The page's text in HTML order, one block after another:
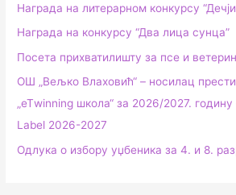
Награда на литерарном конкурсу
Награда на конкурсу “Два лица сунца”
Посета прихватилишту за псе и
ОШ „Вељко Влаховић“ – носилац
„еТwinning школа“ за 2026/2027.
Label 2026-2027
Одлука о избору уџбеника за 4. и 8.